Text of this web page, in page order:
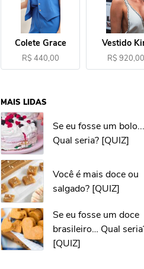
Colete Grace
R$ 440,00
Vestido
R$ 920,00
MAIS LIDAS
Se eu fosse um bolo...
Qual seria? [QUIZ]
Você é mais doce ou
salgado? [QUIZ]
Se eu fosse um doce
brasileiro… Qual
[QUIZ]